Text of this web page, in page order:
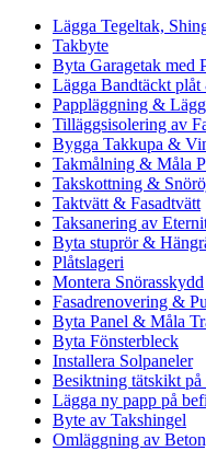
Lägga Tegeltak,
Takbyte
Byta Garagetak med
Lägga Bandtäckt
Pappläggning &
Tilläggsisolering av
Bygga Takkupa &
Takmålning & Måla
Takskottning &
Taktvätt & Fasadtvätt
Taksanering av
Byta stuprör &
Plåtslageri
Montera Snörasskydd
Fasadrenovering &
Byta Panel & Måla
Byta Fönsterbleck
Installera Solpaneler
Besiktning tätskikt på
Lägga ny papp på
Byte av Takshingel
Omläggning av